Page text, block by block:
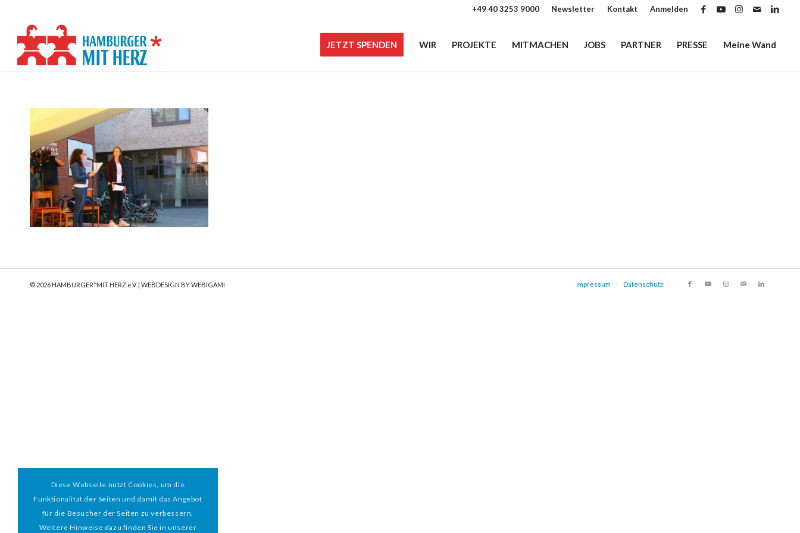
Newsletter Kontakt Anmelden
+49 40 3253 9000
JETZT SPENDEN WIR PROJEKTE MITMACHEN JOBS PARTNER PRESSE Meine Wand
© 2026 HAMBURGER*MIT HERZ e.V. | WEBDESIGN BY WEBIGAMI Impressum Datenschutz
Diese Webseite nutzt Cookies, um die
Funktionalität der Seiten und damit das Angebot
für die Besucher der Seiten zu verbessern.
Weitere Hinweise dazu finden Sie in unserer